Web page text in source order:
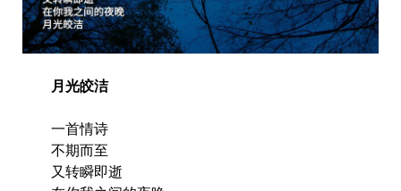
月光皎洁
一首情诗
不期而至
又转瞬即逝